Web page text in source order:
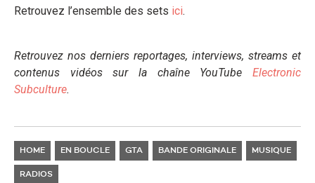
Retrouvez l’ensemble des sets ici.
Retrouvez nos derniers reportages, interviews, streams et
contenus vidéos sur la chaîne YouTube Electronic
Subculture.
HOME EN BOUCLE GTA BANDE ORIGINALE MUSIQUE
RADIOS